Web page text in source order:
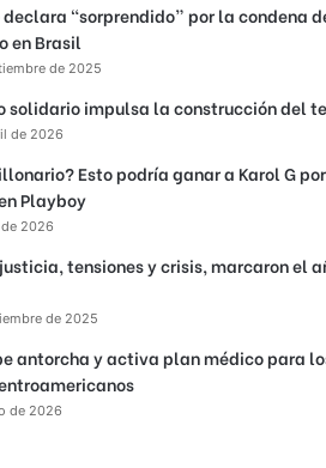
declara “sorprendido” por la condena
en Brasil
de 2025
solidario impulsa la construcción del
de 2026
Esto podría ganar a Karol G por
Playboy
2026
tensiones y crisis, marcaron el
de 2025
antorcha y activa plan médico para
de 2026